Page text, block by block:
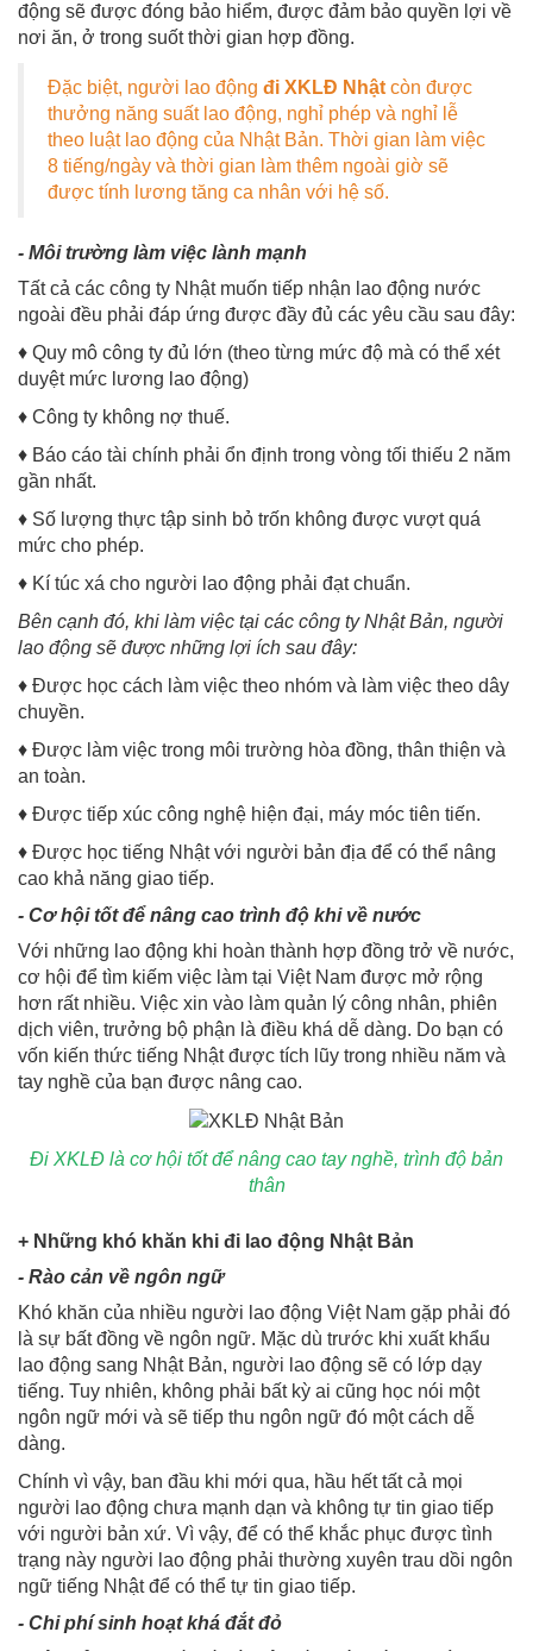
động sẽ được đóng bảo hiểm, được đảm bảo quyền lợi về
nơi ăn, ở trong suốt thời gian hợp đồng.
Đặc biệt, người lao động đi XKLĐ Nhật còn được
thưởng năng suất lao động, nghỉ phép và nghỉ lễ
theo luật lao động của Nhật Bản. Thời gian làm việc
8 tiếng/ngày và thời gian làm thêm ngoài giờ sẽ
được tính lương tăng ca nhân với hệ số.
- Môi trường làm việc lành mạnh
Tất cả các công ty Nhật muốn tiếp nhận lao động nước
ngoài đều phải đáp ứng được đầy đủ các yêu cầu sau đây:
♦ Quy mô công ty đủ lớn (theo từng mức độ mà có thể xét
duyệt mức lương lao động)
♦ Công ty không nợ thuế.
♦ Báo cáo tài chính phải ổn định trong vòng tối thiếu 2 năm
gần nhất.
♦ Số lượng thực tập sinh bỏ trốn không được vượt quá
mức cho phép.
♦ Kí túc xá cho người lao động phải đạt chuẩn.
Bên cạnh đó, khi làm việc tại các công ty Nhật Bản, người
lao động sẽ được những lợi ích sau đây:
♦ Được học cách làm việc theo nhóm và làm việc theo dây
chuyền.
♦ Được làm việc trong môi trường hòa đồng, thân thiện và
an toàn.
♦ Được tiếp xúc công nghệ hiện đại, máy móc tiên tiến.
♦ Được học tiếng Nhật với người bản địa để có thể nâng
cao khả năng giao tiếp.
- Cơ hội tốt để nâng cao trình độ khi về nước
Với những lao động khi hoàn thành hợp đồng trở về nước,
cơ hội để tìm kiếm việc làm tại Việt Nam được mở rộng
hơn rất nhiều. Việc xin vào làm quản lý công nhân, phiên
dịch viên, trưởng bộ phận là điều khá dễ dàng. Do bạn có
vốn kiến thức tiếng Nhật được tích lũy trong nhiều năm và
tay nghề của bạn được nâng cao.
Đi XKLĐ là cơ hội tốt để nâng cao tay nghề, trình độ bản
thân
+ Những khó khăn khi đi lao động Nhật Bản
- Rào cản về ngôn ngữ
Khó khăn của nhiều người lao động Việt Nam gặp phải đó
là sự bất đồng về ngôn ngữ. Mặc dù trước khi xuất khẩu
lao động sang Nhật Bản, người lao động sẽ có lớp dạy
tiếng. Tuy nhiên, không phải bất kỳ ai cũng học nói một
ngôn ngữ mới và sẽ tiếp thu ngôn ngữ đó một cách dễ
dàng.
Chính vì vậy, ban đầu khi mới qua, hầu hết tất cả mọi
người lao động chưa mạnh dạn và không tự tin giao tiếp
với người bản xứ. Vì vậy, để có thể khắc phục được tình
trạng này người lao động phải thường xuyên trau dồi ngôn
ngữ tiếng Nhật để có thể tự tin giao tiếp.
- Chi phí sinh hoạt khá đắt đỏ